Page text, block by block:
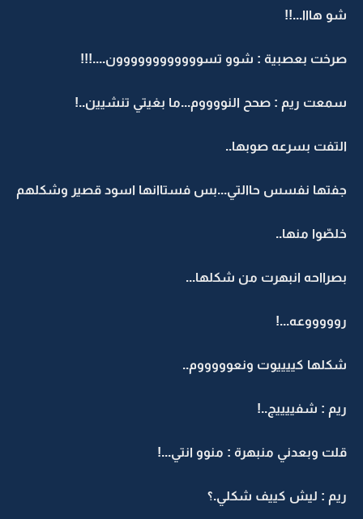
شو هااا...!!
صرخت بعصبية : شوو تسوووووووووووون....!!!
سمعت ريم : صحح النووووم...ما بغيتي تنشيين..!
التفت بسرعه صوبها..
جفتها نفسس حاالتي...بس فستاانها اسود قصير وشكلهم
خلصّوا منها..
بصرااحه انبهرت من شكلها...
روووووعه...!
شكلها كييييوت ونعوووووم..
ريم : شفييييج..!
قلت وبعدني منبهرة : منوو انتي...!
ريم : ليش كييف شكلي.؟